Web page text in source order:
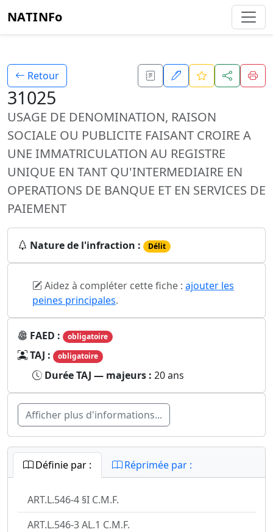
NATINFo
Retour
31025
USAGE DE DENOMINATION, RAISON
SOCIALE OU PUBLICITE FAISANT CROIRE A
UNE IMMATRICULATION AU REGISTRE
UNIQUE EN TANT QU'INTERMEDIAIRE EN
OPERATIONS DE BANQUE ET EN SERVICES DE
PAIEMENT
Nature de l'infraction : Délit
Aidez à compléter cette fiche : ajouter les
peines principales.
FAED : obligatoire
TAJ : obligatoire
Durée TAJ — majeurs : 20 ans
Afficher plus d'informations...
Définie par : Réprimée par :
ART.L.546-4 §I C.M.F.
ART.L.546-3 AL.1 C.M.F.